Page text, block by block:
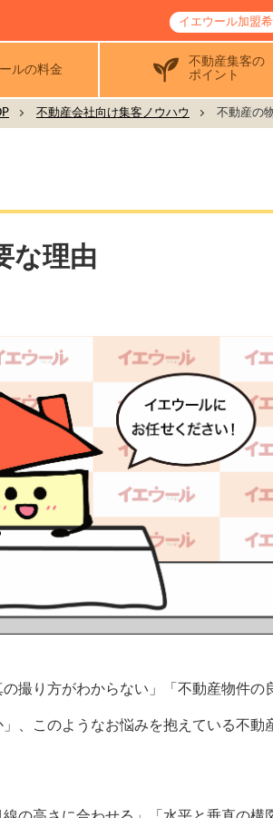
イエウール加盟
ルの料金
不動産集客の
ポイント
不動産会社向け集客ノウハウ 不動産の
な理由
撮り方がわからない」「不動産物件の
、このようなお悩みを抱えている不動